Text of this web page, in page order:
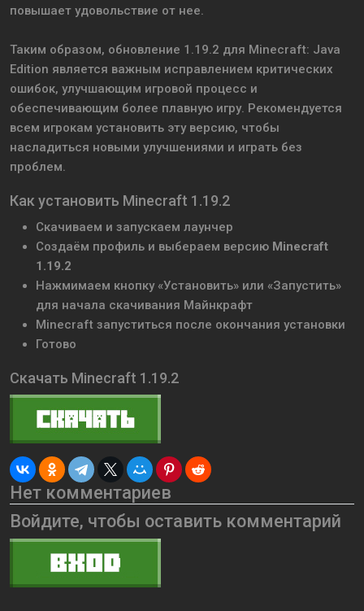
повышает удовольствие от нее.
Таким образом, обновление 1.19.2 для Minecraft: Java
Edition является важным исправлением критических
ошибок, улучшающим игровой процесс и
обеспечивающим более плавную игру. Рекомендуется
всем игрокам установить эту версию, чтобы
насладиться новыми улучшениями и играть без
проблем.
Как установить Minecraft 1.19.2
Скачиваем и запускаем лаунчер
Создаём профиль и выбераем версию Minecraft
1.19.2
Нажмимаем кнопку «Установить» или «Запустить»
для начала скачивания Майнкрафт
Minecraft запуститься после окончания установки
Готово
Скачать Minecraft 1.19.2
Нет комментариев
Войдите, чтобы оставить комментарий